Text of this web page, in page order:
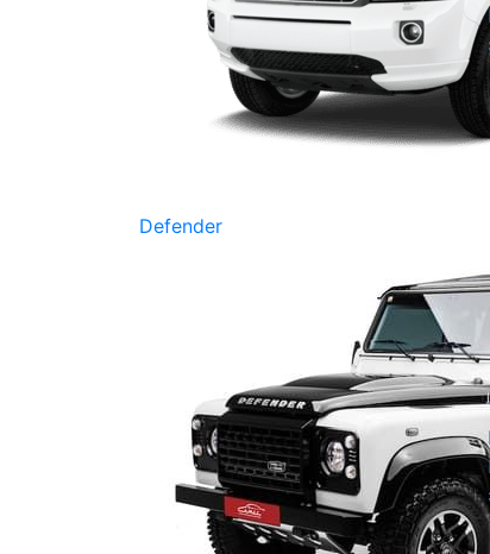
Defender